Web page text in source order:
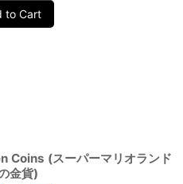
to Cart
(スーパーマリオランド
金貨)